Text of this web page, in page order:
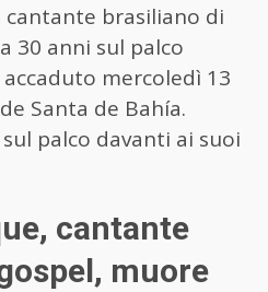
cantante brasiliano di
30 anni sul palco
accaduto mercoledì 13
Santa de Bahía.
palco davanti ai suoi
cantante
muore